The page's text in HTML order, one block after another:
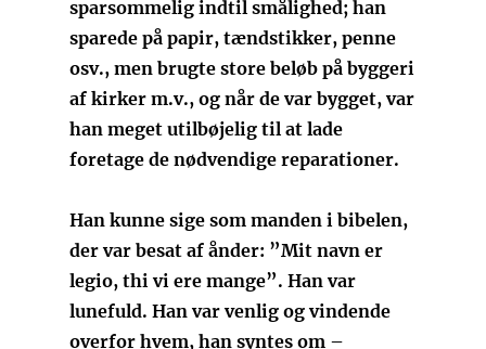
sparsommelig indtil smålighed; han
sparede på papir, tændstikker, penne
osv., men brugte store beløb på byggeri
af kirker m.v., og når de var bygget, var
han meget utilbøjelig til at lade
foretage de nødvendige reparationer.
Han kunne sige som manden i bibelen,
der var besat af ånder: ”Mit navn er
legio, thi vi ere mange”. Han var
lunefuld. Han var venlig og vindende
overfor hvem, han syntes om –